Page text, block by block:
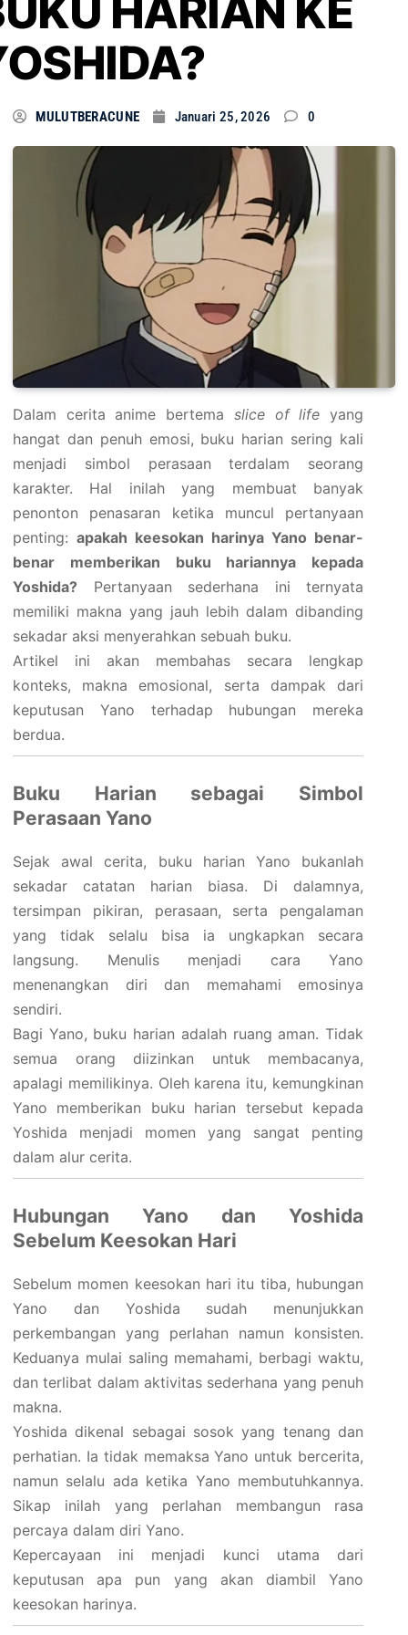
HARIAN KE
MULUTBERACUNE Januari 25, 2026 0
Dalam cerita anime bertema slice of life yang
hangat dan penuh emosi, buku harian sering kali
menjadi simbol perasaan terdalam seorang
karakter. Hal inilah yang membuat banyak
penonton penasaran ketika muncul pertanyaan
penting: apakah keesokan harinya Yano benar-
benar memberikan buku hariannya kepada
Yoshida? Pertanyaan sederhana ini ternyata
memiliki makna yang jauh lebih dalam dibanding
sekadar aksi menyerahkan sebuah buku.
Artikel ini akan membahas secara lengkap
konteks, makna emosional, serta dampak dari
keputusan Yano terhadap hubungan mereka
berdua.
Buku Harian sebagai Simbol
Perasaan Yano
Sejak awal cerita, buku harian Yano bukanlah
sekadar catatan harian biasa. Di dalamnya,
tersimpan pikiran, perasaan, serta pengalaman
yang tidak selalu bisa ia ungkapkan secara
langsung. Menulis menjadi cara Yano
menenangkan diri dan memahami emosinya
sendiri.
Bagi Yano, buku harian adalah ruang aman. Tidak
semua orang diizinkan untuk membacanya,
apalagi memilikinya. Oleh karena itu, kemungkinan
Yano memberikan buku harian tersebut kepada
Yoshida menjadi momen yang sangat penting
dalam alur cerita.
Hubungan Yano dan Yoshida
Sebelum Keesokan Hari
Sebelum momen keesokan hari itu tiba, hubungan
Yano dan Yoshida sudah menunjukkan
perkembangan yang perlahan namun konsisten.
Keduanya mulai saling memahami, berbagi waktu,
dan terlibat dalam aktivitas sederhana yang penuh
makna.
Yoshida dikenal sebagai sosok yang tenang dan
perhatian. Ia tidak memaksa Yano untuk bercerita,
namun selalu ada ketika Yano membutuhkannya.
Sikap inilah yang perlahan membangun rasa
percaya dalam diri Yano.
Kepercayaan ini menjadi kunci utama dari
keputusan apa pun yang akan diambil Yano
keesokan harinya.